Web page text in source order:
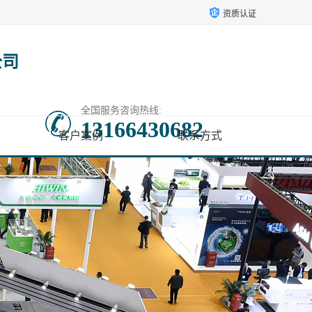
资质认证
全国服务咨询热线:
13166430682
客户案例 联系方式